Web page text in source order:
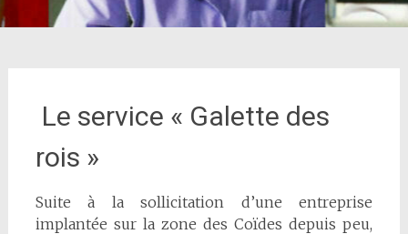
Le service « Galette des
rois »
Suite à la sollicitation d’une entreprise
implantée sur la zone des Coïdes depuis peu,